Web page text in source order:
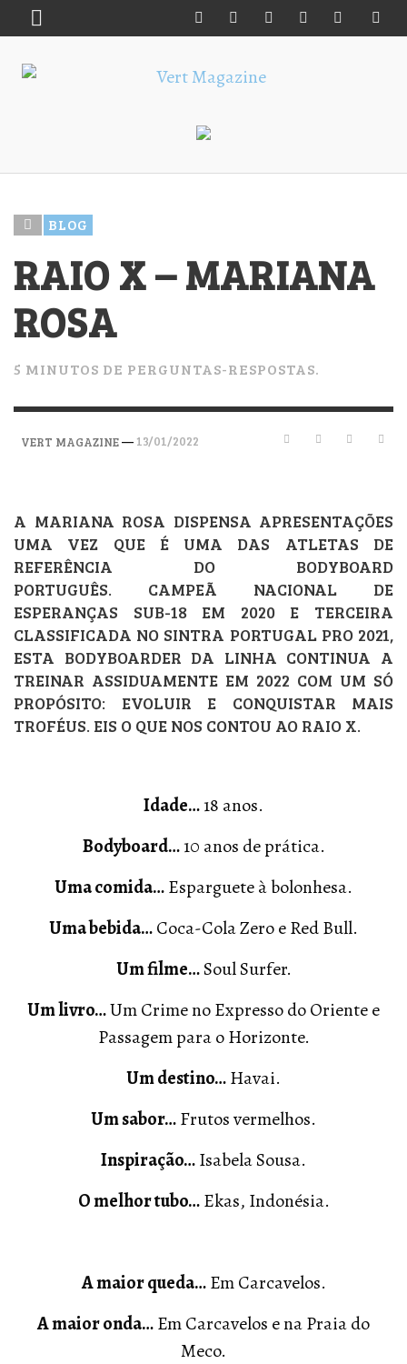
BLOG
RAIO X – MARIANA
ROSA
5 MINUTOS DE PERGUNTAS-RESPOSTAS.
VERT MAGAZINE— 13/01/2022
A MARIANA ROSA DISPENSA APRESENTAÇÕES
UMA VEZ QUE É UMA DAS ATLETAS DE
REFERÊNCIA DO BODYBOARD
PORTUGUÊS. CAMPEÃ NACIONAL DE
ESPERANÇAS SUB-18 EM 2020 E TERCEIRA
CLASSIFICADA NO SINTRA PORTUGAL PRO 2021,
ESTA BODYBOARDER DA LINHA CONTINUA A
TREINAR ASSIDUAMENTE EM 2022 COM UM SÓ
PROPÓSITO: EVOLUIR E CONQUISTAR MAIS
TROFÉUS. EIS O QUE NOS CONTOU AO RAIO X.
Idade…18 anos.
Bodyboard…10 anos de prática.
Uma comida…Esparguete à bolonhesa.
Uma bebida…Coca-Cola Zero e Red Bull.
Um filme…Soul Surfer.
Um livro…Um Crime no Expresso do Oriente e
Passagem para o Horizonte.
Um destino…Havai.
Um sabor…Frutos vermelhos.
Inspiração…Isabela Sousa.
O melhor tubo…Ekas, Indonésia.
A maior queda…Em Carcavelos.
A maior onda…Em Carcavelos e na Praia do
Meco.